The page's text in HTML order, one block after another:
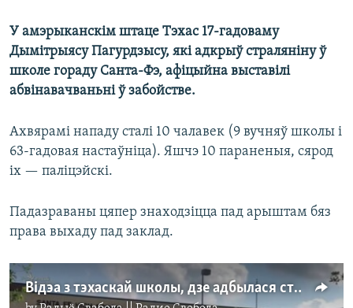
У амэрыканскім штаце Тэхас 17-гадоваму
Дымітрыясу Пагурдзысу, які адкрыў страляніну ў
школе гораду Санта-Фэ, афіцыйна выставілі
абвінавачваньні ў забойстве.
Ахвярамі нападу сталі 10 чалавек (9 вучняў школы і
63-гадовая настаўніца). Яшчэ 10 параненыя, сярод
іх — паліцэйскі.
Падазраваны цяпер знаходзіцца пад арыштам бяз
права выхаду пад заклад.
Відэа з тэхаскай школы, дзе адбылася страляніна